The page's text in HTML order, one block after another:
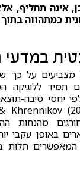
אינה תחליף,
כמתהווה
על כך
תמיד ללוגיקה
יחסי סיבה-
מהנחות
באופן עקבי
תלות